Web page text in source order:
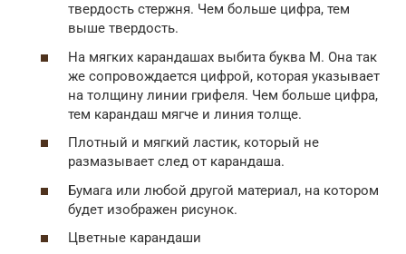
твердость стержня. Чем больше цифра, тем
выше твердость.
На мягких карандашах выбита буква М. Она так
же сопровождается цифрой, которая указывает
на толщину линии грифеля. Чем больше цифра,
тем карандаш мягче и линия толще.
Плотный и мягкий ластик, который не
размазывает след от карандаша.
Бумага или любой другой материал, на котором
будет изображен рисунок.
Цветные карандаши